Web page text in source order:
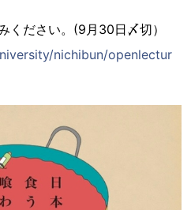
ください。(9月30日〆切）
nichibun/openlectur